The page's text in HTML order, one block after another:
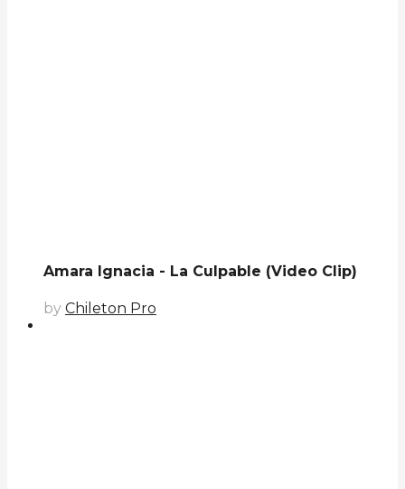
Amara Ignacia - La Culpable (Video Clip)
by Chileton Pro